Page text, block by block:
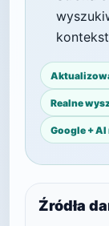
Realne
Google + AI
Źródła